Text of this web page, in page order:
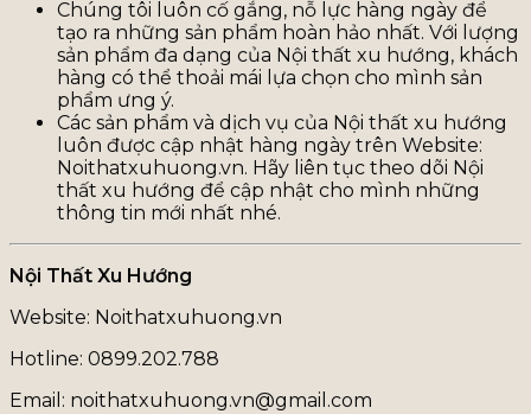
Chúng tôi luôn cố gắng, nỗ lực hàng ngày để
tạo ra những sản phẩm hoàn hảo nhất. Với lượng
sản phẩm đa dạng của Nội thất xu hướng, khách
hàng có thể thoải mái lựa chọn cho mình sản
phẩm ưng ý.
Các sản phẩm và dịch vụ của Nội thất xu hướng
luôn được cập nhật hàng ngày trên Website:
Noithatxuhuong.vn. Hãy liên tục theo dõi Nội
thất xu hướng để cập nhật cho mình những
thông tin mới nhất nhé.
Nội Thất Xu Hướng
Website: Noithatxuhuong.vn
Hotline: 0899.202.788
Email: noithatxuhuong.vn@gmail.com